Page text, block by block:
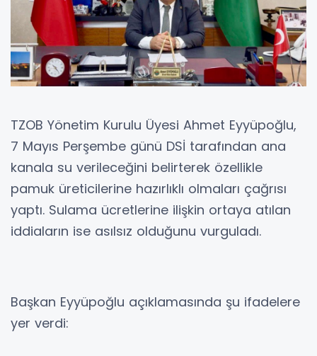
TZOB Yönetim Kurulu Üyesi Ahmet Eyyüpoğlu,
7 Mayıs Perşembe günü DSİ tarafından ana
kanala su verileceğini belirterek özellikle
pamuk üreticilerine hazırlıklı olmaları çağrısı
yaptı. Sulama ücretlerine ilişkin ortaya atılan
iddiaların ise asılsız olduğunu vurguladı.
Başkan Eyyüpoğlu açıklamasında şu ifadelere
yer verdi: